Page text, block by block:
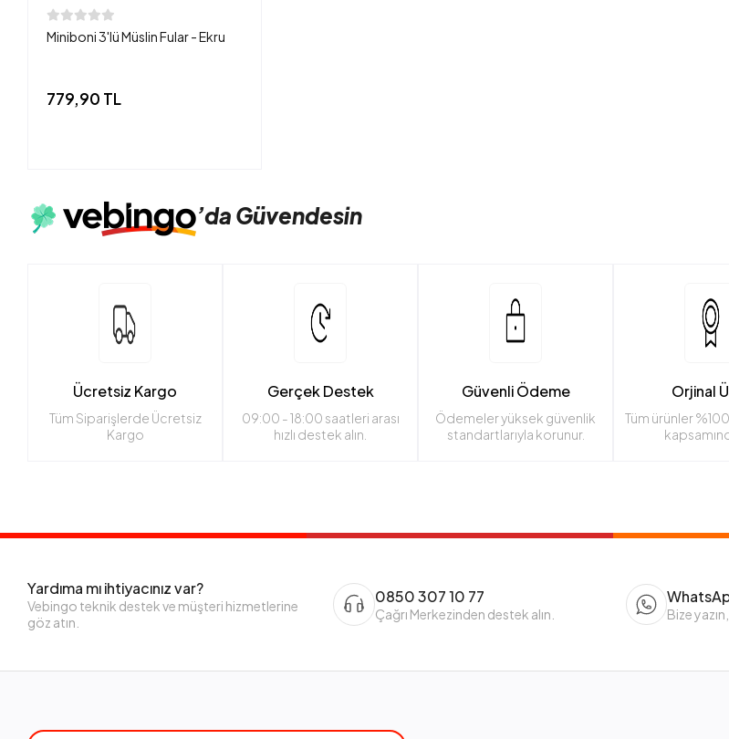
Miniboni 3'lü Müslin Fular - Ekru
779,90 TL
’da Güvendesin
Ücretsiz Kargo
Tüm Siparişlerde Ücretsiz
Kargo
Gerçek Destek
09:00 - 18:00 saatleri arası
hızlı destek alın.
Güvenli Ödeme
Ödemeler yüksek güvenlik
standartlarıyla korunur.
Orjinal
Tüm ürünler
Yardıma mı ihtiyacınız var?
Vebingo teknik destek ve müşteri hizmetlerine
göz atın.
0850 307 10 77
Çağrı Merkezinden destek alın. Bize